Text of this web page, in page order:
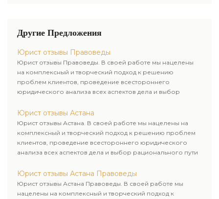
Индивидуальный подход к
каждому клиенту.
Другие Предложения
Юрист отзывы Правоведы
Юрист отзывы Правоведы. В своей работе мы нацелены
на комплексный и творческий подход к решению
проблем клиентов, проведение всестороннего
юридического анализа всех аспектов дела и выбор
Юрист отзывы Астана
Юрист отзывы Астана. В своей работе мы нацелены на
комплексный и творческий подход к решению проблем
клиентов, проведение всестороннего юридического
анализа всех аспектов дела и выбор рационального пути
Юрист отзывы Астана Правоведы
Юрист отзывы Астана Правоведы. В своей работе мы
нацелены на комплексный и творческий подход к